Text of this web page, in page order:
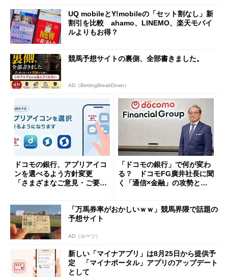
UQ mobileとY!mobileの「セット割なし」新
割引を比較 ahamo、LINEMO、楽天モバイ
ルよりもお得？
競馬予想サイトの裏側、全部書きました。
AD（BettingBreakDown）
ドコモの銀行、アプリアイコ
ンを選べるよう方針変更
「さまざまなご意見・ご要望
「ドコモの銀行」で何が変わ
る？ ドコモFG廣井社長に聞
く「通信×金融」の攻勢とグ
「万馬券率がおかしいｗｗ」競馬界隈で話題の
予想サイト
AD（ルーツ）
新しい「マイナアプリ」は8月25日から提供予
定 「マイナポータル」アプリのアップデート
として